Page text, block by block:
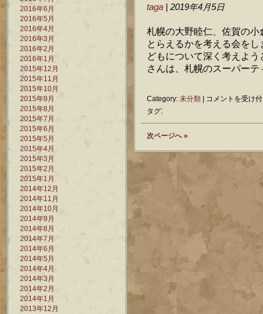
2016年6月
2016年5月
2016年4月
2016年3月
2016年2月
2016年1月
2015年12月
2015年11月
2015年10月
2015年9月
2015年8月
2015年7月
2015年6月
2015年5月
2015年4月
2015年3月
2015年2月
2015年1月
2014年12月
2014年11月
2014年10月
2014年9月
2014年8月
2014年7月
2014年6月
2014年5月
2014年4月
2014年3月
2014年2月
2014年1月
2013年12月
や
上
は
taga | 2019年4月5日
札幌の大野睦仁、佐賀の
とらえるかを考える会を
どもについて深く考えよ
さんは、札幌のスーパー
Category: 未分類 | 道
考
コメントを受け
タグ:
次ページへ »